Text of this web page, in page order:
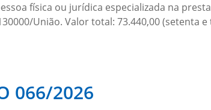
física ou jurídica especializada na
União. Valor total: 73.440,00 (setenta
066/2026